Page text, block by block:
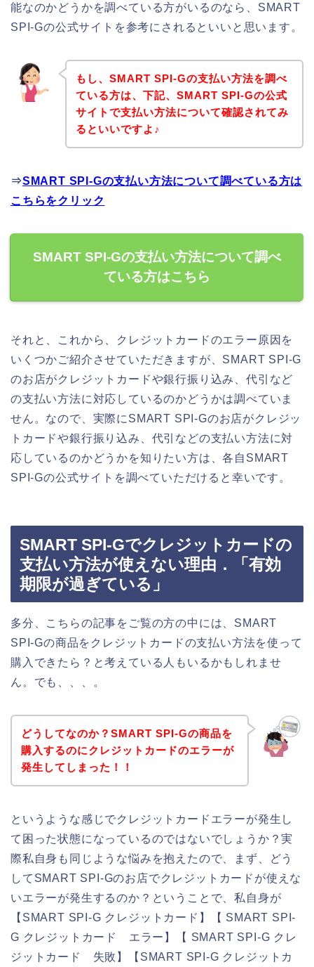
能なのかどうかを調べている方がいるのなら、SMART
SPI-Gの公式サイトを参考にされるといいと思います。
もし、SMART SPI-Gの支払い方法を調べ
ている方は、下記、SMART SPI-Gの公式
サイトで支払い方法について確認されてみ
るといいですよ♪
⇒SMART SPI-Gの支払い方法について調べている方は
こちらをクリック
SMART SPI-Gの支払い方法について調べ
ている方はこちら
それと、これから、クレジットカードのエラー原因を
いくつかご紹介させていただきますが、SMART SPI-G
のお店がクレジットカードや銀行振り込み、代引など
の支払い方法に対応しているのかどうかは調べていま
せん。なので、実際にSMART SPI-Gのお店がクレジッ
トカードや銀行振り込み、代引などの支払い方法に対
応しているのかどうかを知りたい方は、各自SMART
SPI-Gの公式サイトを調べていただけると幸いです。
SMART SPI-Gでクレジットカードの
支払い方法が使えない理由．「有効
期限が過ぎている」
多分、こちらの記事をご覧の方の中には、SMART
SPI-Gの商品をクレジットカードの支払い方法を使って
購入できたら？と考えている人もいるかもしれませ
ん。でも、、、。
どうしてなのか？SMART SPI-Gの商品を
購入するのにクレジットカードのエラーが
発生してしまった！！
というような感じでクレジットカードエラーが発生し
て困った状態になっているのではないでしょうか？実
際私自身も同じような悩みを抱えたので、まず、どう
してSMART SPI-Gのお店でクレジットカードが使えな
いエラーが発生するのか？ということで、私自身が
【SMART SPI-G クレジットカード】【 SMART SPI-
G クレジットカード エラー】【 SMART SPI-G クレ
ジットカード 失敗】【SMART SPI-G クレジットカ